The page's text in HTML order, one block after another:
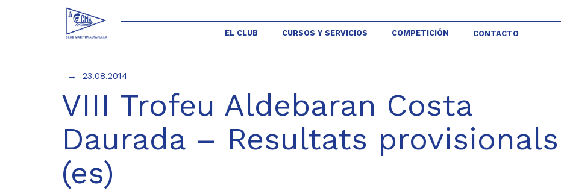
EL CLUB CURSOS Y SERVICIOS COMPETICIÓN CONTACTO
23.08.2014
VIII Trofeu Aldebaran Costa
Daurada – Resultats provisionals
(es)